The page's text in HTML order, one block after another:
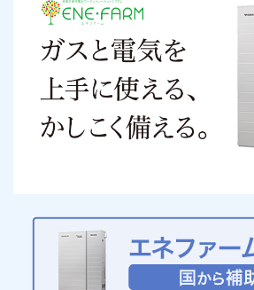
ガストップ
GAS得プラン
一般料金
「大阪ガスの都市ガス」への切
電気
電気 トップ
「大阪ガスの電気」が選ばれる理由
太陽光発電余剰電力買取サービス
まとめプラン紹介
ガスと電気の使用開始
さすガねっとのメリット
料金プラン
工事・開通までの流れ
まとめプラン紹介
簡単プラン診断
機器・修理 トップ
キッチン
ガス炊飯器
ガスオーブン
ガス給湯器
ガス温水浴室暖房乾燥機
「カワック・ミストカワック」
リビング・空調
ガスファンヒーター
発電・省エネ
修理
エラーコード診断
取扱説明書を探す
らく得リース
らく得保証
機器・修理お申込み
くらしのサービス
くらしのサービス トップ
リフォーム・リノベーション
住ミカタ・リフォーム
リノベーション「マイリノ」
住ミカタ・サービス
ホームセキュリティ
便利・おトク
スマイLINK
お手続き・サポート
お手続き一覧
お問い合わせ
Daigas